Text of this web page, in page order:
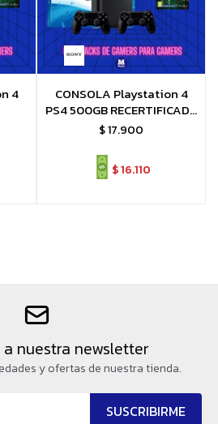
4
o
CONSOLA Playstation 4
PS4 500GB RECERTIFICADA
+ FC26 o juego a eleccion
$17.900
$16.110
nuestra newsletter
y ofertas de nuestra tienda.
SUSCRIBIRME